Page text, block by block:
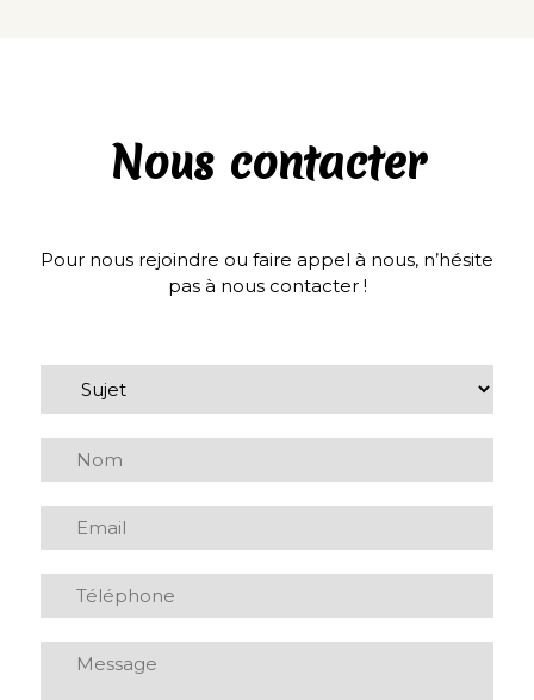
Nous contacter
Pour nous rejoindre ou faire appel à nous, n’hésite
pas à nous contacter !